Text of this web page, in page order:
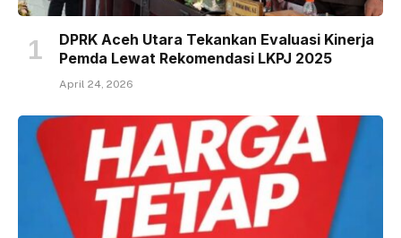
DPRK Aceh Utara Tekankan Evaluasi Kinerja
Pemda Lewat Rekomendasi LKPJ 2025
April 24, 2026